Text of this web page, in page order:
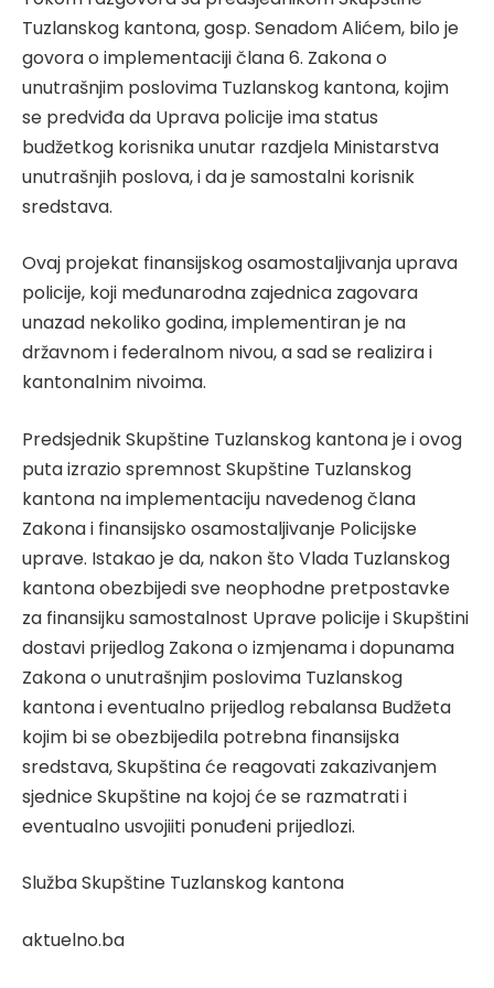
Tuzlanskog kantona, gosp. Senadom Alićem, bilo je
govora o implementaciji člana 6. Zakona o
unutrašnjim poslovima Tuzlanskog kantona, kojim
se predviđa da Uprava policije ima status
budžetkog korisnika unutar razdjela Ministarstva
unutrašnjih poslova, i da je samostalni korisnik
sredstava.
Ovaj projekat finansijskog osamostaljivanja uprava
policije, koji međunarodna zajednica zagovara
unazad nekoliko godina, implementiran je na
državnom i federalnom nivou, a sad se realizira i
kantonalnim nivoima.
Predsjednik Skupštine Tuzlanskog kantona je i ovog
puta izrazio spremnost Skupštine Tuzlanskog
kantona na implementaciju navedenog člana
Zakona i finansijsko osamostaljivanje Policijske
uprave. Istakao je da, nakon što Vlada Tuzlanskog
kantona obezbijedi sve neophodne pretpostavke
za finansijku samostalnost Uprave policije i Skupštini
dostavi prijedlog Zakona o izmjenama i dopunama
Zakona o unutrašnjim poslovima Tuzlanskog
kantona i eventualno prijedlog rebalansa Budžeta
kojim bi se obezbijedila potrebna finansijska
sredstava, Skupština će reagovati zakazivanjem
sjednice Skupštine na kojoj će se razmatrati i
eventualno usvojiiti ponuđeni prijedlozi.
Služba Skupštine Tuzlanskog kantona
aktuelno.ba